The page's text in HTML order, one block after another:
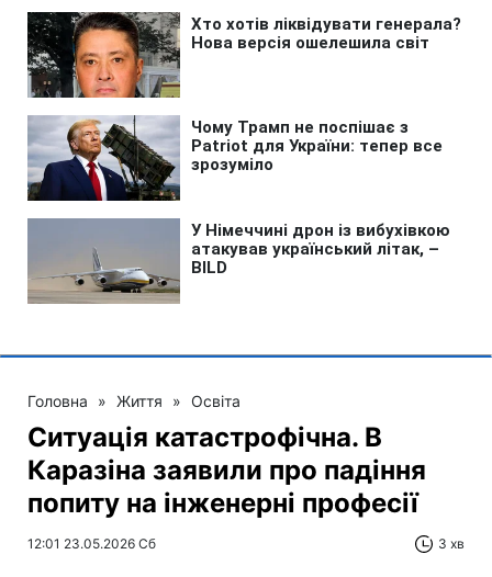
Головна » Життя » Освіта
Ситуація катастрофічна. В
Каразіна заявили про падіння
попиту на інженерні професії
12:01 23.05.2026 Сб 3 хв